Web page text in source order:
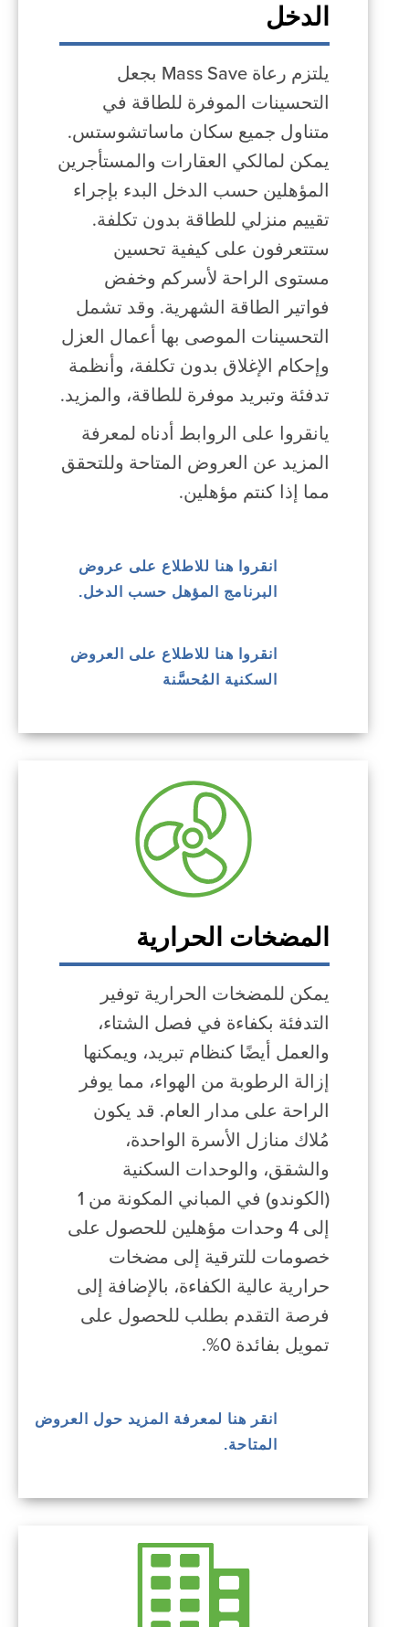
الدخل
يلتزم رعاة Mass Save بجعل
التحسينات الموفرة للطاقة في
متناول جميع سكان ماساتشوستس.
يمكن لمالكي العقارات والمستأجرين
المؤهلين حسب الدخل البدء بإجراء
تقييم منزلي للطاقة بدون تكلفة.
ستتعرفون على كيفية تحسين
مستوى الراحة لأسركم وخفض
فواتير الطاقة الشهرية. وقد تشمل
التحسينات الموصى بها أعمال العزل
وإحكام الإغلاق بدون تكلفة، وأنظمة
تدفئة وتبريد موفرة للطاقة، والمزيد.
يانقروا على الروابط أدناه لمعرفة
المزيد عن العروض المتاحة وللتحقق
مما إذا كنتم مؤهلين.
انقروا هنا للاطلاع على عروض
البرنامج المؤهل حسب الدخل.
انقروا هنا للاطلاع على العروض
السكنية المُحسَّنة
المضخات الحرارية
يمكن للمضخات الحرارية توفير
التدفئة بكفاءة في فصل الشتاء،
والعمل أيضًا كنظام تبريد، ويمكنها
إزالة الرطوبة من الهواء، مما يوفر
الراحة على مدار العام. قد يكون
مُلاك منازل الأسرة الواحدة،
والشقق، والوحدات السكنية
(الكوندو) في المباني المكونة من 1
إلى 4 وحدات مؤهلين للحصول على
خصومات للترقية إلى مضخات
حرارية عالية الكفاءة، بالإضافة إلى
فرصة التقدم بطلب للحصول على
تمويل بفائدة 0%.
انقر هنا لمعرفة المزيد حول العروض
المتاحة.